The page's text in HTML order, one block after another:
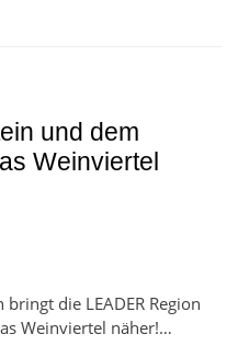
und dem
Weinviertel
die LEADER Region
Weinviertel näher!…